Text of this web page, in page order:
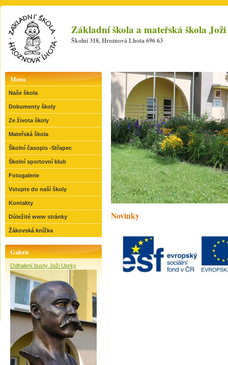
Základní škola a mateřská škola
Školní 318, Hroznová Lhota 696 63
Menu
Naše škola
Dokumenty školy
Ze života školy
Mateřská škola
Školní časopis -Střapec
Školní sportovní klub
Fotogalerie
Vstupte do naší školy
Kontakty
Důležité www stránky
Žákovská knížka
Galerie
Odhalení busty Joži Uprky
Novinky